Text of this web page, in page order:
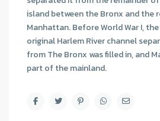
island between the Bronx and the
Manhattan. Before World War I,
original Harlem River channel
from The Bronx was filled in, and
part of the mainland.